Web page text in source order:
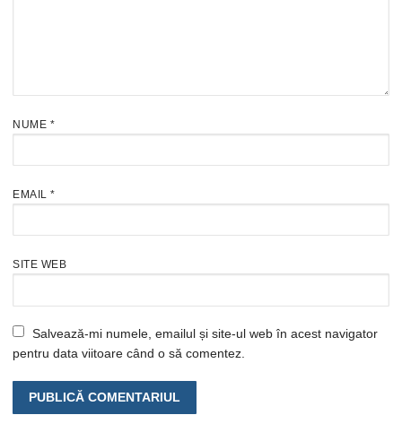
NUME *
EMAIL *
SITE WEB
Salvează-mi numele, emailul și site-ul web în acest navigator
pentru data viitoare când o să comentez.